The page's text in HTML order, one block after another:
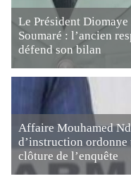
Le Président Diomaye
Soumaré : l’ancien
défend son bilan
Affaire Mouhamed
d’instruction
clôture de l’enquête